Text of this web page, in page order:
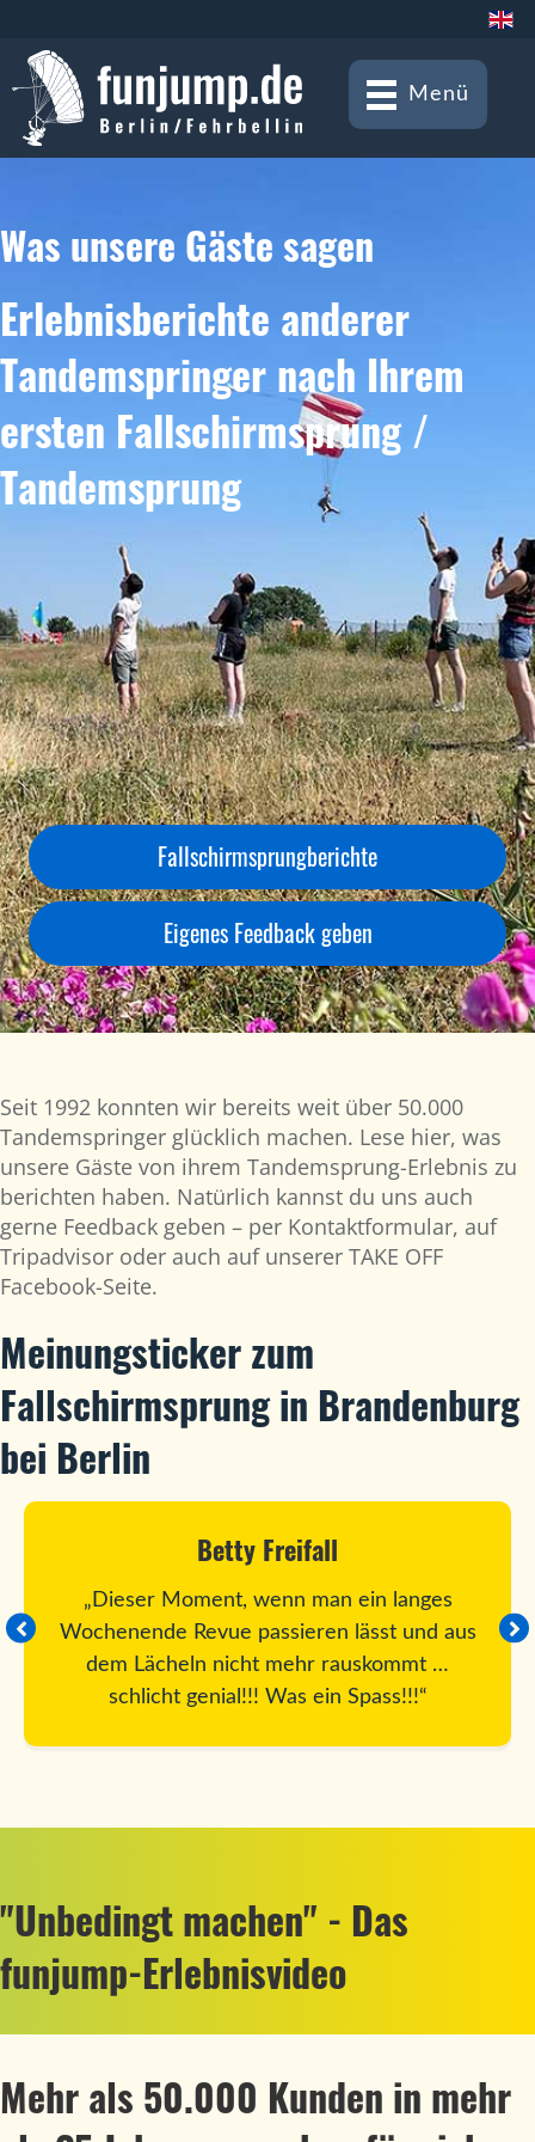
Menü
Was unsere Gäste sagen
Erlebnisberichte anderer
Tandemspringer nach Ihrem
ersten Fallschirmsprung /
Tandemsprung
Fallschirmsprungberichte
Eigenes Feedback geben
Seit 1992 konnten wir bereits weit über 50.000
Tandemspringer glücklich machen. Lese hier, was
unsere Gäste von ihrem Tandemsprung-Erlebnis zu
berichten haben. Natürlich kannst du uns auch
gerne Feedback geben – per Kontaktformular, auf
Tripadvisor oder auch auf unserer TAKE OFF
Facebook-Seite.
Meinungsticker zum
Fallschirmsprung in Brandenburg
bei Berlin
Betty Freifall
„Dieser Moment, wenn man ein langes
Wochenende Revue passieren lässt und aus
dem Lächeln nicht mehr rauskommt …
schlicht genial!!! Was ein Spass!!!“
"Unbedingt machen" - Das
funjump-Erlebnisvideo
Mehr als 50.000 Kunden in mehr